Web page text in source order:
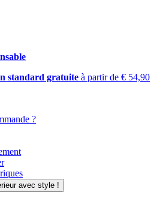
standard gratuite à partir de € 54,90
?